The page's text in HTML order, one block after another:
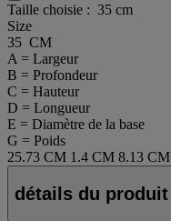
Taille choisie : 35 cm
Size
35 CM
A = Largeur
B = Profondeur
C = Hauteur
D = Longueur
E = Diamètre de la base
G = Poids
25.73 CM 1.4 CM 8.13 CM
détails du produit